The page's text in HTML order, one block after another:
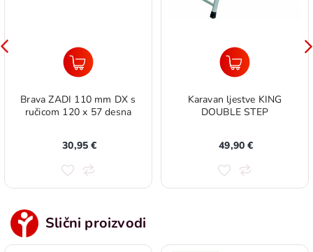
Brava ZADI 110 mm DX s
ručicom 120 x 57 desna
30,95 €
Karavan ljestve KING
DOUBLE STEP
49,90 €
Slični proizvodi